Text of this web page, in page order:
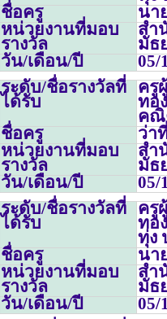
ชื่อครู
นา
หน่วยงานที่มอบ
รางวัล
สำ
มัธ
วัน/เดือน/ปี
05/
ระดับ/ชื่อรางวัลที่
ได้รับ
ครู
ทอ
คณิ
ชื่อครู
ว่า
หน่วยงานที่มอบ
รางวัล
สำ
มัธ
วัน/เดือน/ปี
05/
ระดับ/ชื่อรางวัลที่
ได้รับ
ครู
ทอ
ทุ่ง
ชื่อครู
นา
หน่วยงานที่มอบ
รางวัล
สำ
มัธ
วัน/เดือน/ปี
05/